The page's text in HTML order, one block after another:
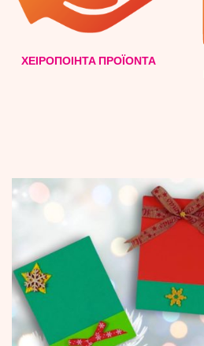
ΧΕΙΡΟΠΟΙΗΤΑ ΠΡΟΪΟΝΤΑ